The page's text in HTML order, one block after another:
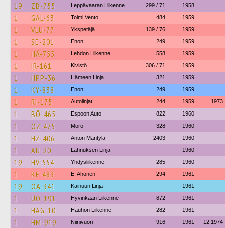
19 ZB-755 Leppävaaran Liikenne 299 / 71 1958
1 GAL-63 Toimi Vento 484 1959
1 VLU-77 Ykspetäjä 139 / 76 1959
1 SE-201 Enon 249 1959
1 HÄ-755 Lehdon Liikenne 558 1959
1 IR-161 Kivistö 306 / 71 1959
1 HPP-36 Hämeen Linja 321 1959
1 KY-838 Enon 249 1959
1 RI-175 Autolinjat 244 1959 1973
1 BÖ-465 Espoon Auto 822 1960
1 OZ-475 Mörö 328 1960
1 HZ-406 Anton Mäntylä 2403 1960
1 AU-20 Lahnuksen Linja 1960
19 HV-554 Yhdysliikenne 285 1960
1 KF-483 E. Ahonen 294 1961
19 OÄ-341 Kainuun Linja 1961
1 UÖ-191 Hyvinkään Liikenne 872 1961
1 HAG-10 Hauhon Liikenne 282 1961
1 HM-919 Niinivuori 916 1961 12.1974